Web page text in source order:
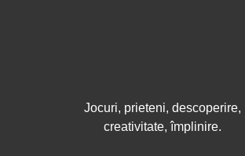
Jocuri, prieteni, descoperire,
creativitate, împlinire.